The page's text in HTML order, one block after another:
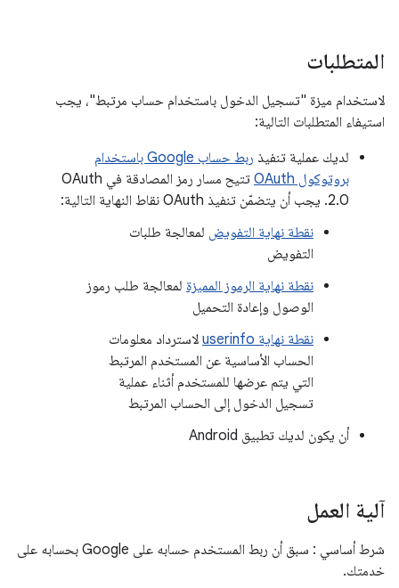
المتطلبات
لاستخدام ميزة "تسجيل الدخول باستخدام حساب مرتبط"، يجب
استيفاء المتطلبات التالية:
لديك عملية تنفيذ
ربط حساب Google باستخدام
بروتوكول OAuth
تتيح مسار رمز المصادقة في OAuth
2.0. يجب أن يتضمّن تنفيذ OAuth نقاط النهاية التالية:
نقطة نهاية التفويض لمعالجة طلبات
التفويض
نقطة نهاية الرموز المميزة لمعالجة طلب رموز
الوصول وإعادة التحميل
نقطة نهاية userinfo
لاسترداد معلومات
الحساب الأساسية عن المستخدم المرتبط
التي يتم عرضها للمستخدم أثناء عملية
تسجيل الدخول إلى الحساب المرتبط
أن يكون لديك تطبيق Android
آلية العمل
شرط أساسي : سبق أن ربط المستخدم حسابه على Google بحسابه على
خدمتك.